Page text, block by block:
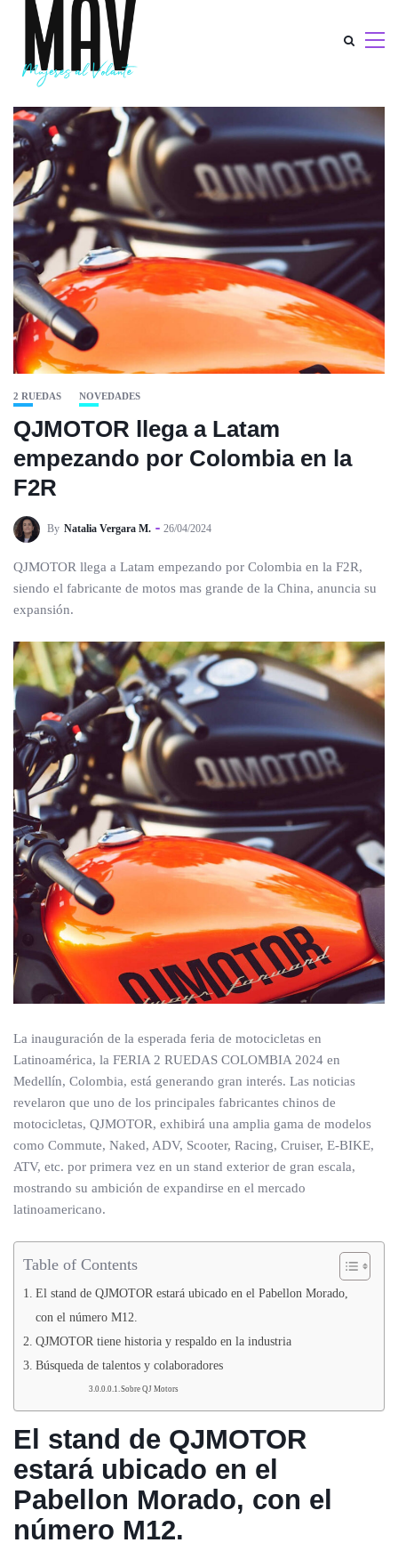
2 RUEDAS NOVEDADES
QJMOTOR llega a Latam
empezando por Colombia en la
F2R
By Natalia Vergara M. 26/04/2024
QJMOTOR llega a Latam empezando por Colombia en la F2R,
siendo el fabricante de motos mas grande de la China, anuncia su
expansión.
La inauguración de la esperada feria de motocicletas en
Latinoamérica, la FERIA 2 RUEDAS COLOMBIA 2024 en
Medellín, Colombia, está generando gran interés. Las noticias
revelaron que uno de los principales fabricantes chinos de
motocicletas, QJMOTOR, exhibirá una amplia gama de modelos
como Commute, Naked, ADV, Scooter, Racing, Cruiser, E-BIKE,
ATV, etc. por primera vez en un stand exterior de gran escala,
mostrando su ambición de expandirse en el mercado
latinoamericano.
Table of Contents
El stand de QJMOTOR estará ubicado en el Pabellon Morado,
con el número M12.
QJMOTOR tiene historia y respaldo en la industria
Búsqueda de talentos y colaboradores
Sobre QJ Motors
El stand de QJMOTOR
estará ubicado en el
Pabellon Morado, con el
número M12.